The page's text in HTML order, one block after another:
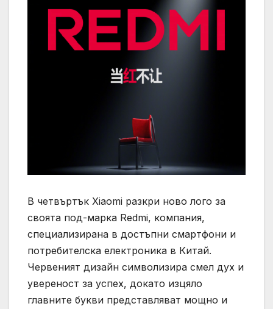
В четвъртък Xiaomi разкри ново лого за
своята под-марка Redmi, компания,
специализирана в достъпни смартфони и
потребителска електроника в Китай.
Червеният дизайн символизира смел дух и
увереност за успех, докато изцяло
главните букви представляват мощно и